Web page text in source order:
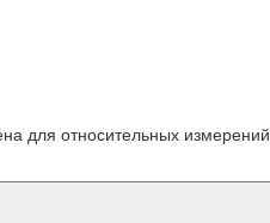
для относительных измерений